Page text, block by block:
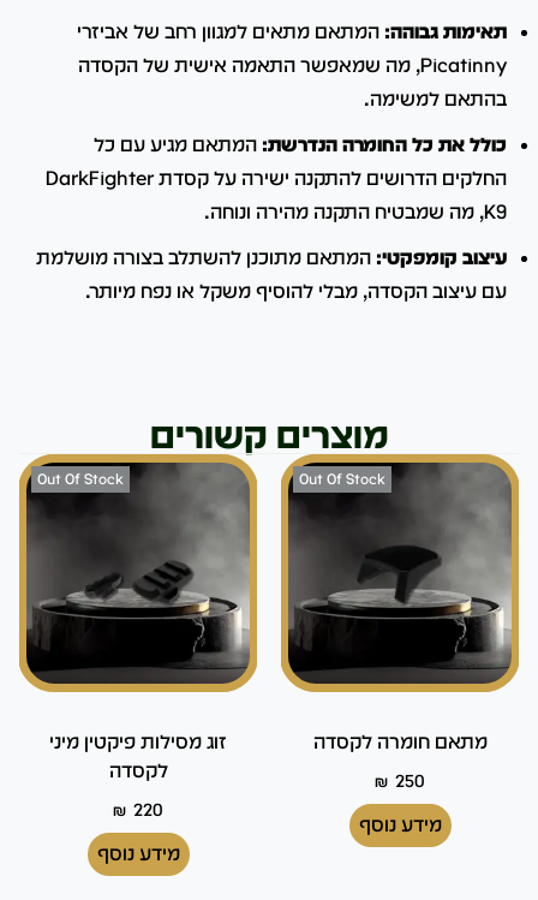
תאימות גבוהה: המתאם מתאים למגוון רחב של אביזרי
Picatinny, מה שמאפשר התאמה אישית של הקסדה
בהתאם למשימה.
כולל את כל החומרה הנדרשת: המתאם מגיע עם כל
החלקים הדרושים להתקנה ישירה על קסדת DarkFighter
K9, מה שמבטיח התקנה מהירה ונוחה.
עיצוב קומפקטי: המתאם מתוכנן להשתלב בצורה מושלמת
עם עיצוב הקסדה, מבלי להוסיף משקל או נפח מיותר.
מוצרים קשורים
Out Of Stock
מתאם חומרה לקסדה
₪ 250
מידע נוסף
Out Of Stock
זוג מסילות פיקטין מיני
לקסדה
₪ 220
מידע נוסף